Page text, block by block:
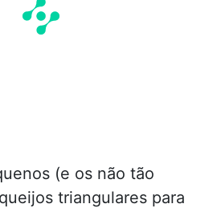
(e os não tão
triangulares para